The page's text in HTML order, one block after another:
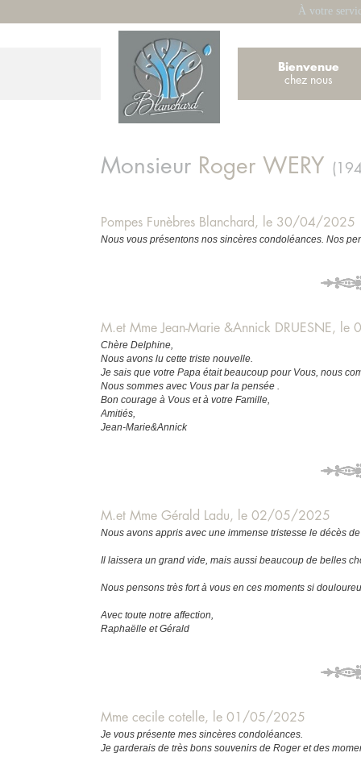
À votre
Bienvenue
chez nous
Monsieur Roger WERY
Pompes Funèbres Blanchard, le 30/04/2025
Nous vous présentons nos sincères condoléances. Nos
M.et Mme Jean-Marie &Annick DRUESNE,
Chère Delphine,
Nous avons lu cette triste nouvelle.
Je sais que votre Papa était beaucoup pour Vous, nous
Nous sommes avec Vous par la pensée .
Bon courage à Vous et à votre Famille,
Amitiés,
Jean-Marie&Annick
M.et Mme Gérald Ladu, le 02/05/2025
Nous avons appris avec une immense tristesse le décès
Il laissera un grand vide, mais aussi beaucoup de belles
Nous pensons très fort à vous en ces moments si
Avec toute notre affection,
Raphaëlle et Gérald
Mme cecile cotelle, le 01/05/2025
Je vous présente mes sincères condoléances.
Je garderais de très bons souvenirs de Roger et des